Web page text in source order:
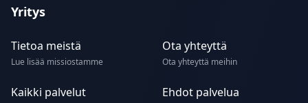
Yritys
Tietoa meistä
Lue lisää missiostamme
Ota yhteyttä
Ota yhteyttä meihin
Kaikki palvelut Ehdot palvelua